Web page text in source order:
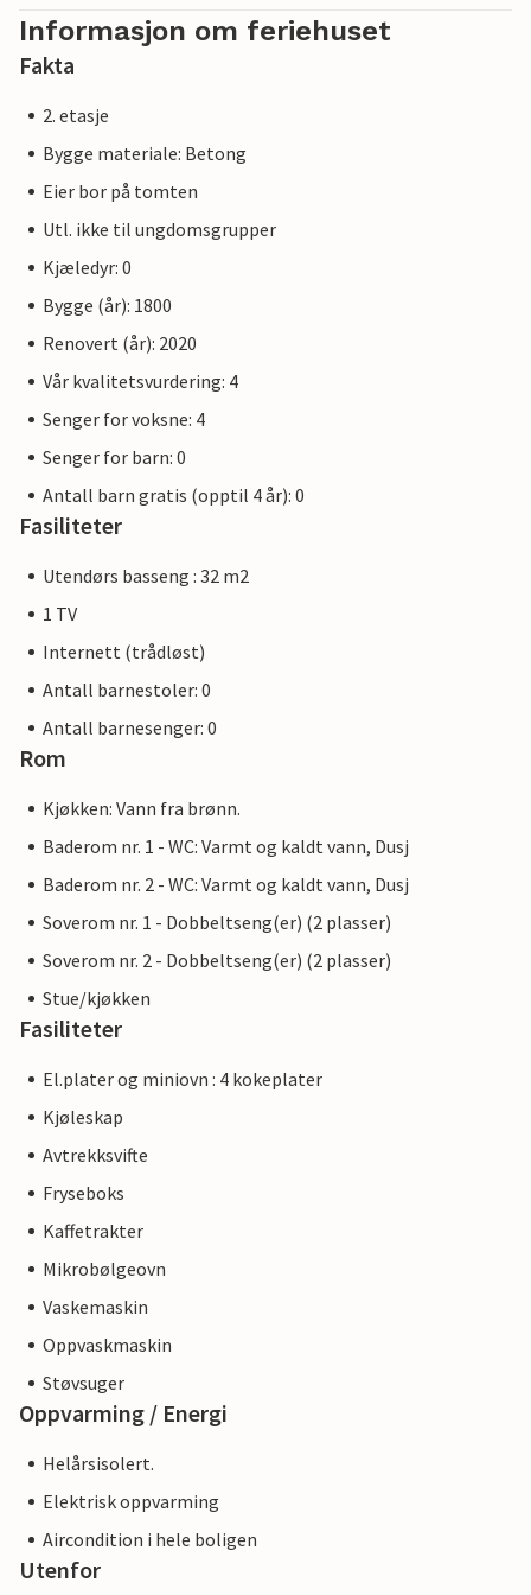
Informasjon om feriehuset
Fakta
2. etasje
Bygge materiale: Betong
Eier bor på tomten
Utl. ikke til ungdomsgrupper
Kjæledyr: 0
Bygge (år): 1800
Renovert (år): 2020
Vår kvalitetsvurdering: 4
Senger for voksne: 4
Senger for barn: 0
Antall barn gratis (opptil 4 år): 0
Fasiliteter
Utendørs basseng : 32 m2
1 TV
Internett (trådløst)
Antall barnestoler: 0
Antall barnesenger: 0
Rom
Kjøkken: Vann fra brønn.
Baderom nr. 1 - WC: Varmt og kaldt vann, Dusj
Baderom nr. 2 - WC: Varmt og kaldt vann, Dusj
Soverom nr. 1 - Dobbeltseng(er) (2 plasser)
Soverom nr. 2 - Dobbeltseng(er) (2 plasser)
Stue/kjøkken
Fasiliteter
El.plater og miniovn : 4 kokeplater
Kjøleskap
Avtrekksvifte
Fryseboks
Kaffetrakter
Mikrobølgeovn
Vaskemaskin
Oppvaskmaskin
Støvsuger
Oppvarming / Energi
Helårsisolert.
Elektrisk oppvarming
Aircondition i hele boligen
Utenfor